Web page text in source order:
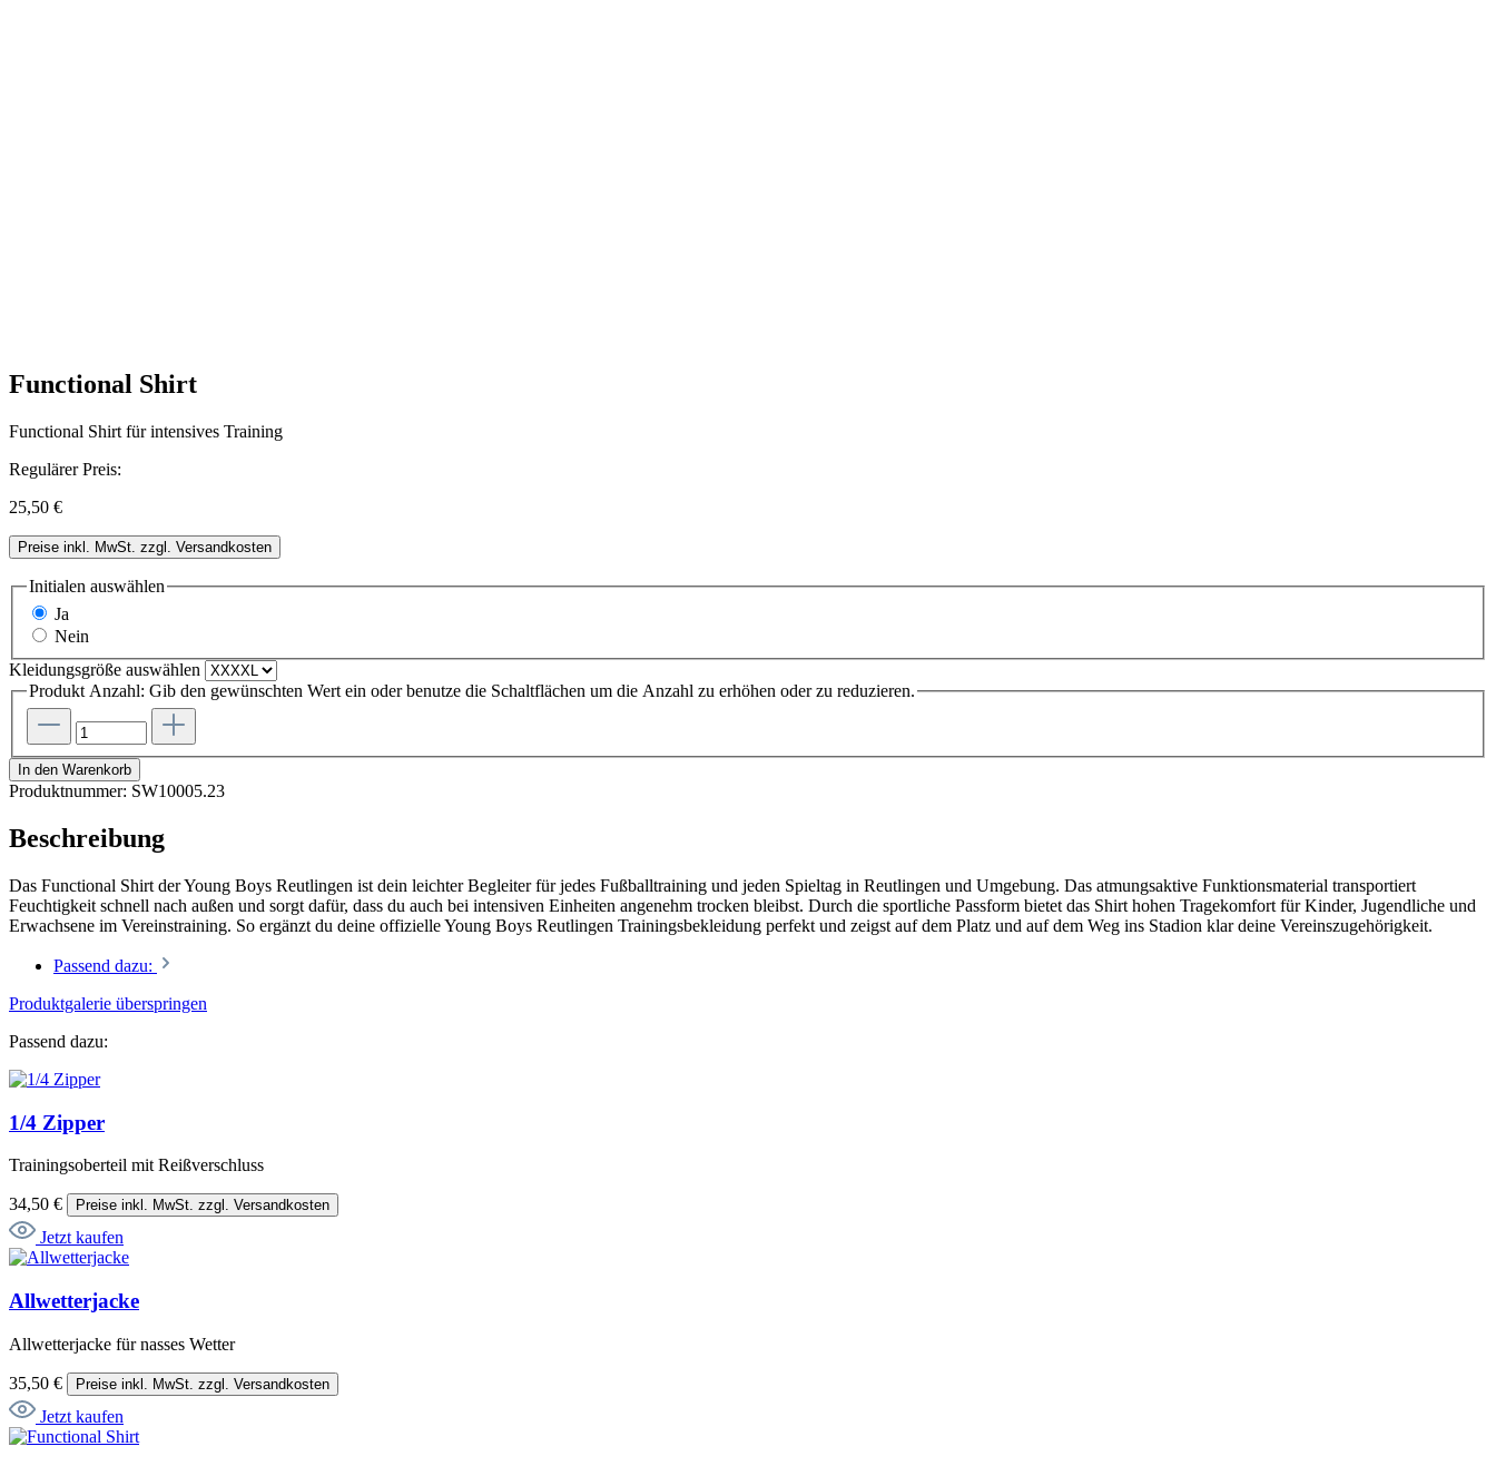
Functional Shirt
Functional Shirt für intensives Training
Regulärer Preis:
25,50 €
Preise inkl. MwSt. zzgl. Versandkosten
Initialen auswählen
Ja
Nein
Kleidungsgröße auswählen
Produkt Anzahl: Gib den gewünschten Wert ein oder benutze die Schaltflächen um die Anzahl zu erhöhen oder zu reduzieren.
In den Warenkorb
Produktnummer: SW10005.23
Beschreibung
Das Functional Shirt der Young Boys Reutlingen ist dein leichter Begleiter für jedes Fußballtraining und jeden Spieltag in Reutlingen und Umgebung. Das atmungsaktive Funktionsmaterial transportiert
Feuchtigkeit schnell nach außen und sorgt dafür, dass du auch bei intensiven Einheiten angenehm trocken bleibst. Durch die sportliche Passform bietet das Shirt hohen Tragekomfort für Kinder, Jugendliche und
Erwachsene im Vereinstraining. So ergänzt du deine offizielle Young Boys Reutlingen Trainingsbekleidung perfekt und zeigst auf dem Platz und auf dem Weg ins Stadion klar deine Vereinszugehörigkeit.
Passend dazu:
Produktgalerie überspringen
Passend dazu:
1/4 Zipper
Trainingsoberteil mit Reißverschluss
34,50 € Preise inkl. MwSt. zzgl. Versandkosten
Jetzt kaufen
Allwetterjacke
Allwetterjacke für nasses Wetter
35,50 € Preise inkl. MwSt. zzgl. Versandkosten
Jetzt kaufen